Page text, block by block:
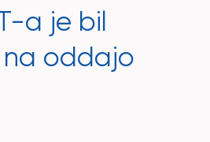
a je bil
oddajo